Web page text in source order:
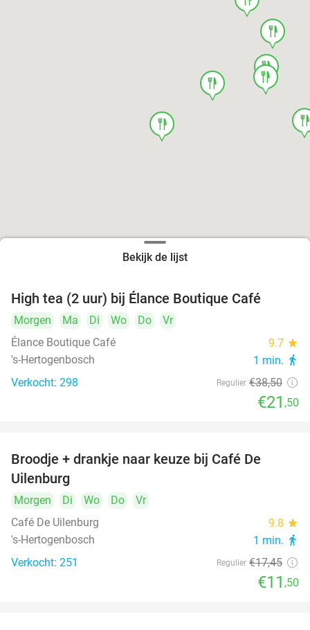
food
food
food
food
food
Bekijk de lijst
High tea (2 uur) bij Élance Boutique Café
Morgen Ma Di Wo Do
Vr
Élance Boutique Café
9.7 star
's-Hertogenbosch 1 min. directions_walk
Verkocht: 298 Regulier €38,50
€21 ,50
Broodje + drankje naar keuze bij Café De
Uilenburg
Morgen Di Wo Do
Vr
Café De Uilenburg
9.8 star
's-Hertogenbosch 1 min. directions_walk
Verkocht: 251 Regulier €17,45
€11 ,50